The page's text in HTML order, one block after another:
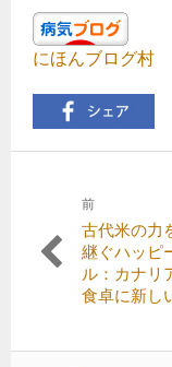
にほんブログ村
稿
ゲ
前
前
の
記
事:
古代米の力
継ぐハッピ
ル：カナリ
食卓に新し